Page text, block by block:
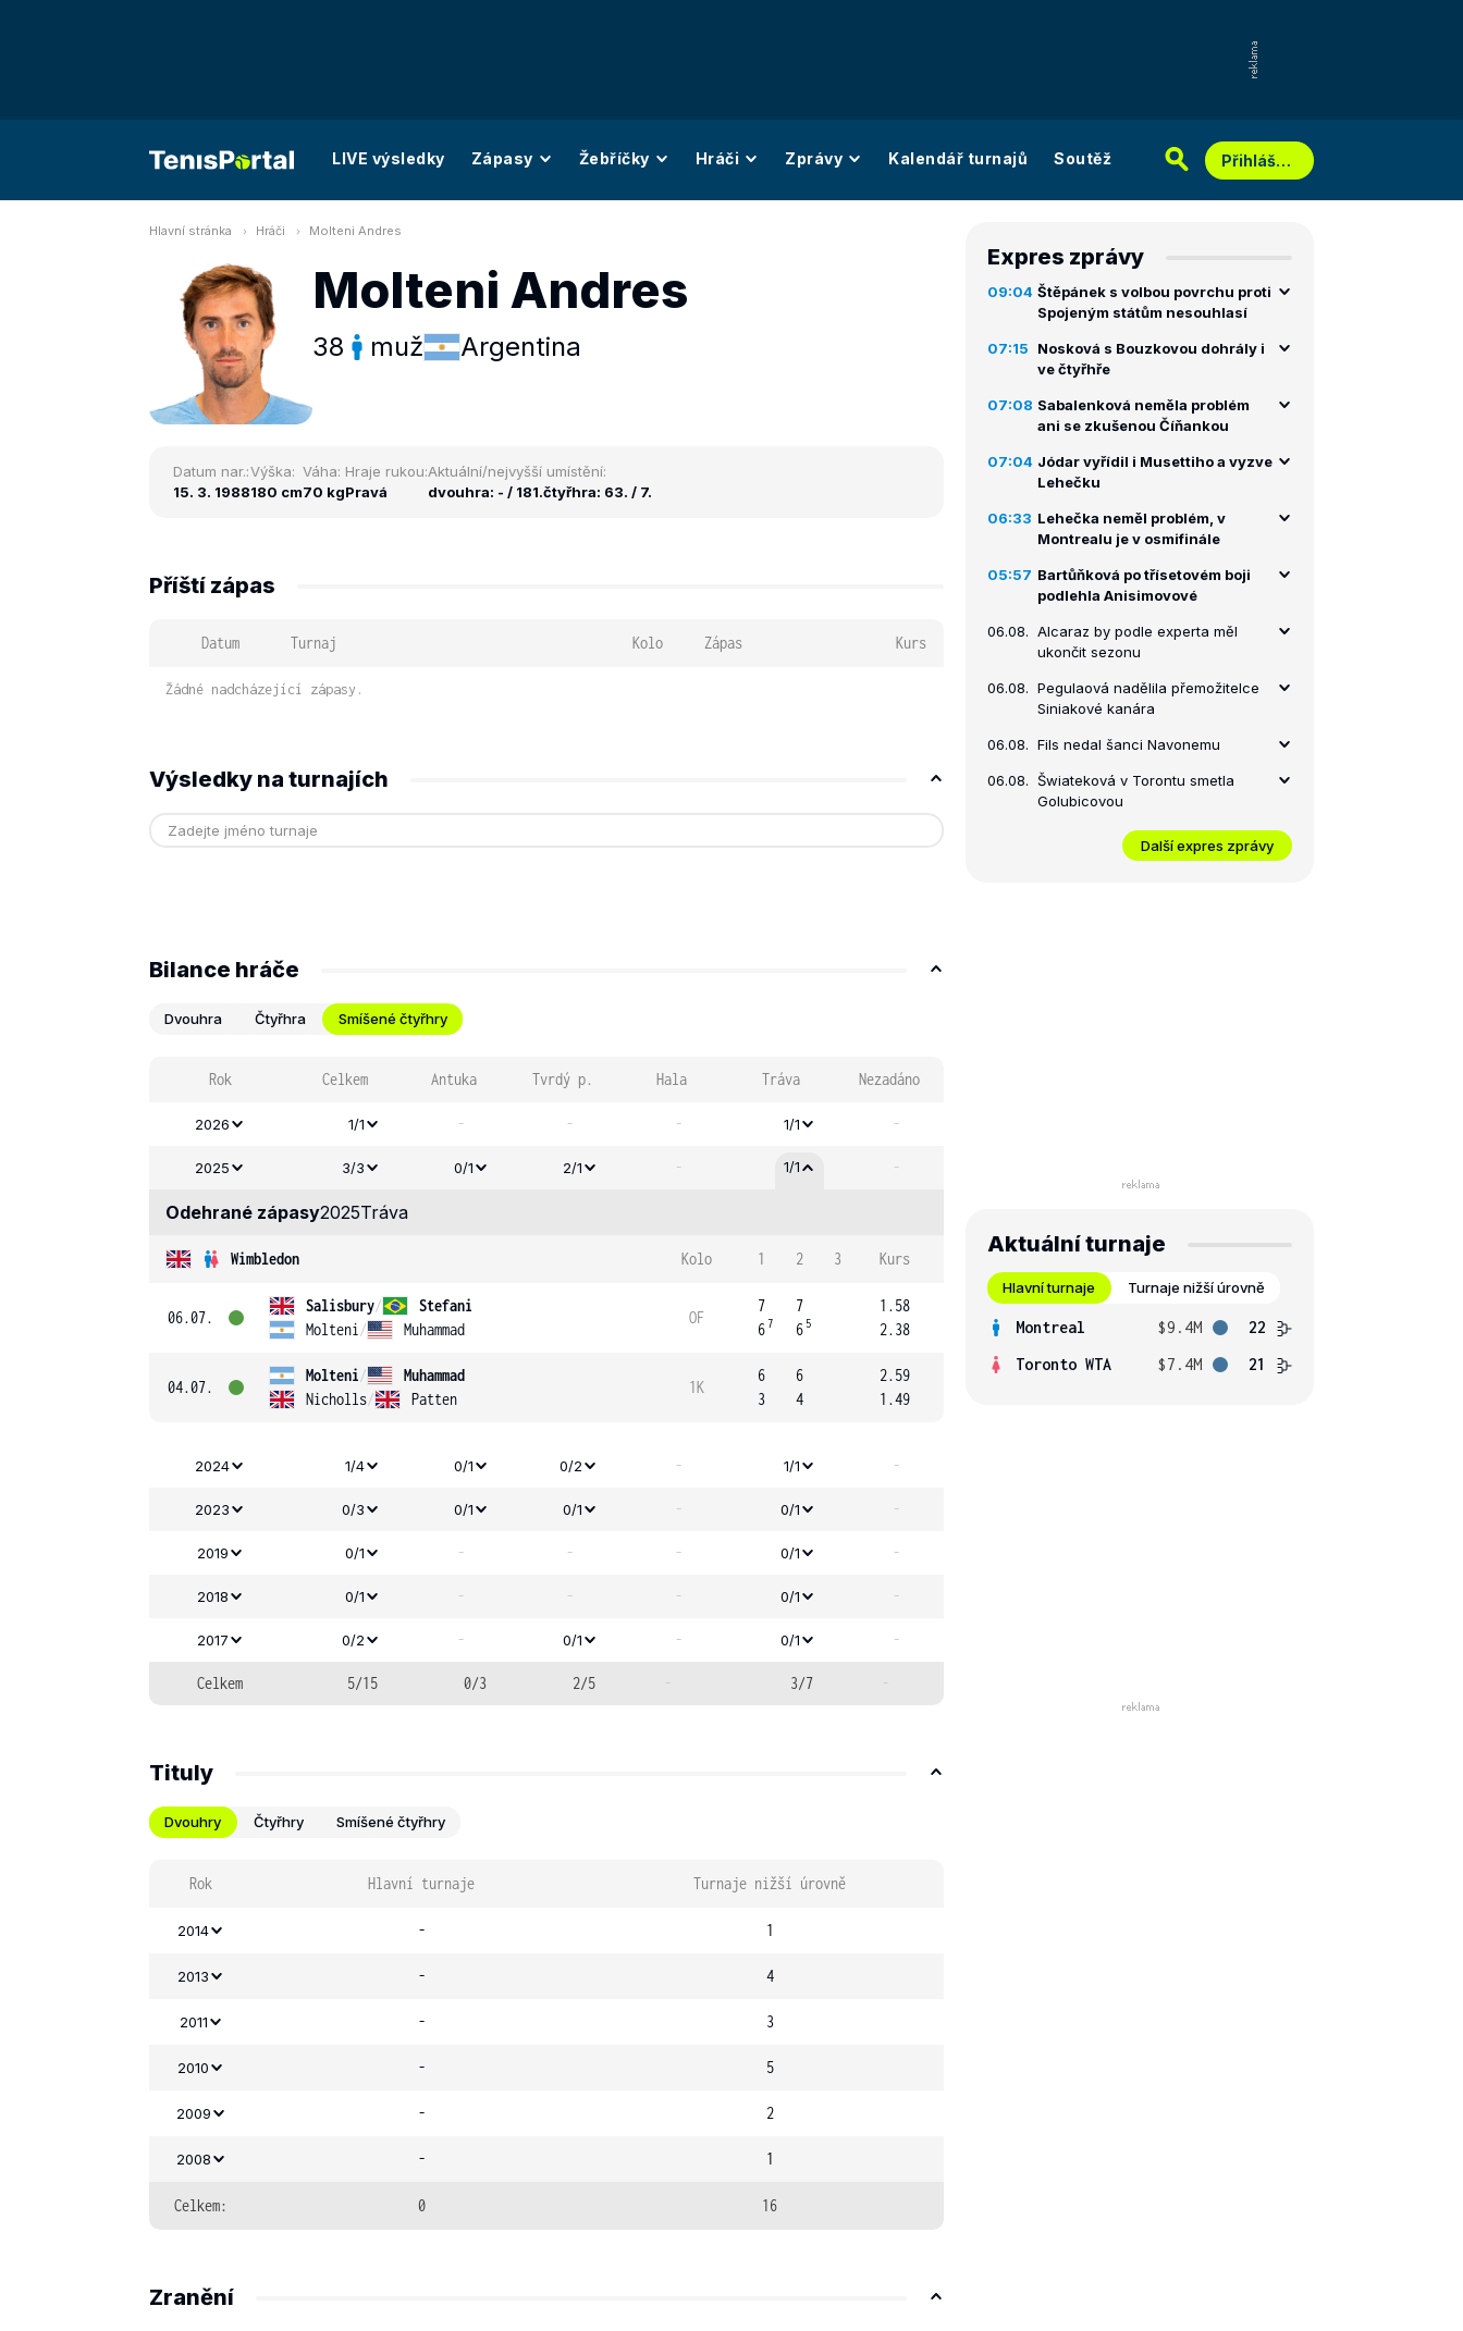
LIVE výsledky Zápasy Žebříčky Hráči Zprávy Kalendář turnajů Soutěž Přihlášení
Hlavní stránka Hráči Molteni Andres
Molteni Andres
38 muž Argentina
Datum nar.:
15. 3. 1988
Výška:
180 cm
Váha:
70 kg
Hraje rukou:
Pravá
Aktuální/nejvyšší umístění:
dvouhra: - / 181.čtyřhra: 63. / 7.
Příští zápas
Datum Turnaj Kolo Zápas Kurs
Žádné nadcházející zápasy.
Výsledky na turnajích
Bilance hráče
Dvouhra Čtyřhra Smíšené čtyřhry
Rok Celkem Antuka Tvrdý p. Hala Tráva Nezadáno
2026 1/1 - - - 1/1 -
2025 3/3 0/1 2/1 - 1/1 -
Odehrané zápasy2025Tráva
Wimbledon Kolo 1 2 3 Kurs
06.07.
Salisbury/
Stefani
Molteni / Muhammad
OF
7
67
7
6 5
1.58
2.38
04.07.
Molteni/
Muhammad
Nicholls/ Patten
1K
6
3
6
4
2.59
1.49
2024 1/4 0/1 0/2 - 1/1 -
2023 0/3 0/1 0/1 - 0/1 -
2019 0/1 - - - 0/1 -
2018 0/1 - - - 0/1 -
2017 0/2 - 0/1 - 0/1 -
Celkem 5/15 0/3 2/5 - 3/7 -
Tituly
Dvouhry Čtyřhry Smíšené čtyřhry
Rok Hlavní turnaje Turnaje nižší úrovně
2014 - 1
2013 - 4
2011 - 3
2010 - 5
2009 - 2
2008 - 1
Celkem: 0 16
Zranění
Expres zprávy
09:04 Štěpánek s volbou povrchu proti
Spojeným státům nesouhlasí
07:15
Nosková s Bouzkovou dohrály i
ve čtyřhře
07:08 Sabalenková neměla problém
ani se zkušenou Číňankou
07:04 Jódar vyřídil i Musettiho a vyzve
Lehečku
06:33 Lehečka neměl problém, v
Montrealu je v osmifinále
05:57 Bartůňková po třísetovém boji
podlehla Anisimovové
06.08. Alcaraz by podle experta měl
ukončit sezonu
06.08. Pegulaová nadělila přemožitelce
Siniakové kanára
06.08. Fils nedal šanci Navonemu
06.08. Šwiateková v Torontu smetla
Golubicovou
Další expres zprávy
Aktuální turnaje
Hlavní turnaje Turnaje nižší úrovně
Montreal $9.4M
22
Toronto WTA
$7.4M 21